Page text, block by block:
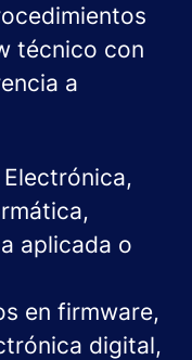
técnico con
a
Electrónica,
aplicada o
en firmware,
digital,